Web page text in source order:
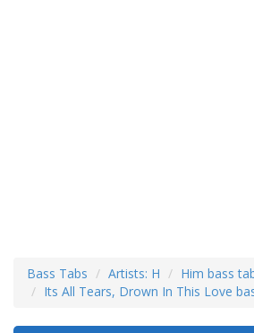
Bass Tabs Artists: H
Him bass
Its All Tears, Drown In This Love